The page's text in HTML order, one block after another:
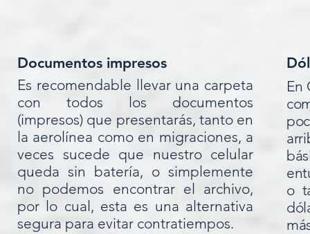
Documentos impresos
Es recomendable llevar una carpeta
con todos los documentos
(impresos) que presentarás, tanto en
la aerolínea como en migraciones, a
veces sucede que nuestro celular
queda sin batería, o simplemente
no podemos encontrar el archivo,
por lo cual, esta es una alternativa
segura para evitar contratiempos.
En
o